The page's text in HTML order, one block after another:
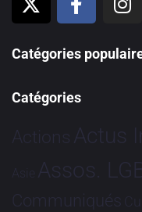
Catégories
Catégories
Actions Actus
Asie Assos.
Communiqués